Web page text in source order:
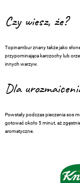
Czy wiesz, że?
Topinambur znany także jako
przypominająca karczochy lub
innych warzyw.
Dla
Powstały podczas pieczenia sos
gotować około 5 minut, aż
aromatyczne.